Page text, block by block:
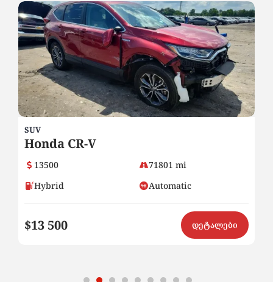
SUV
Honda CR-V
13500
71801 mi
Hybrid
Automatic
$13 500 დეტალები